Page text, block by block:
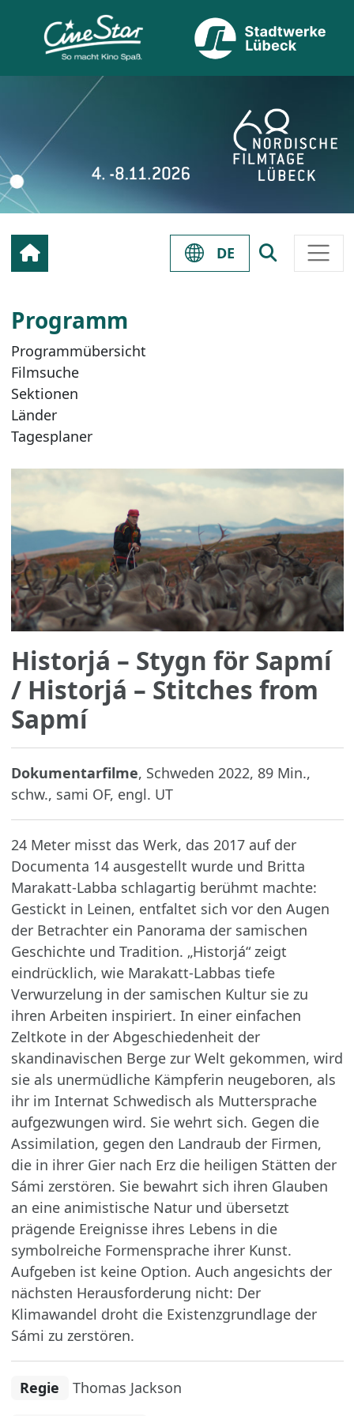
DE
Programm
Programmübersicht
Filmsuche
Sektionen
Länder
Tagesplaner
Historjá – Stygn för Sapmí
/ Historjá – Stitches from
Sapmí
Dokumentarfilme, Schweden 2022, 89 Min.,
schw., sami OF, engl. UT
24 Meter misst das Werk, das 2017 auf der
Documenta 14 ausgestellt wurde und Britta
Marakatt-Labba schlagartig berühmt machte:
Gestickt in Leinen, entfaltet sich vor den Augen
der Betrachter ein Panorama der samischen
Geschichte und Tradition. „Historjá“ zeigt
eindrücklich, wie Marakatt-Labbas tiefe
Verwurzelung in der samischen Kultur sie zu
ihren Arbeiten inspiriert. In einer einfachen
Zeltkote in der Abgeschiedenheit der
skandinavischen Berge zur Welt gekommen, wird
sie als unermüdliche Kämpferin neugeboren, als
ihr im Internat Schwedisch als Muttersprache
aufgezwungen wird. Sie wehrt sich. Gegen die
Assimilation, gegen den Landraub der Firmen,
die in ihrer Gier nach Erz die heiligen Stätten der
Sámi zerstören. Sie bewahrt sich ihren Glauben
an eine animistische Natur und übersetzt
prägende Ereignisse ihres Lebens in die
symbolreiche Formensprache ihrer Kunst.
Aufgeben ist keine Option. Auch angesichts der
nächsten Herausforderung nicht: Der
Klimawandel droht die Existenzgrundlage der
Sámi zu zerstören.
Regie Thomas Jackson